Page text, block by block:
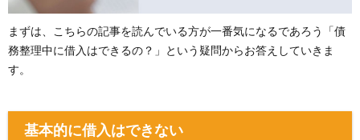
まずは、こちらの記事を読んでいる方が一番気になるであろう「債
務整理中に借入はできるの？」という疑問からお答えしていきま
す。
基本的に借入はできない